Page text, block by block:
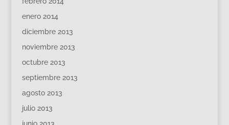
enero 2014
diciembre 2013
noviembre 2013
octubre 2013
septiembre 2013
agosto 2013
julio 2013